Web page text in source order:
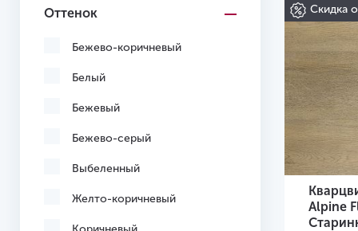
Оттенок
Бежево-коричневый
Белый
Бежевый
Бежево-серый
Выбеленный
Желто-коричневый
Скидка
Alpine